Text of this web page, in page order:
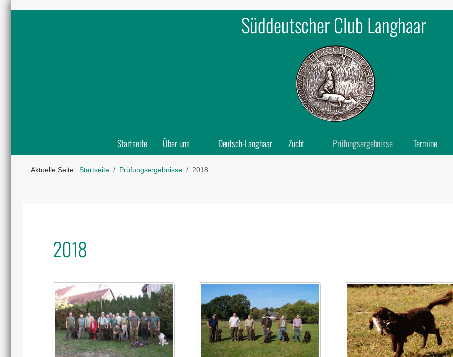
Süddeutscher Club Langhaar
Startseite Über uns Deutsch-Langhaar Zucht Prüfungsergebnisse Termine
Aktuelle Seite: Startseite Prüfungsergebnisse 2018
2018